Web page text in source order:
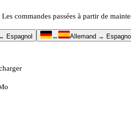
commandes passées à partir de
Espagnol ↔ Allemand →